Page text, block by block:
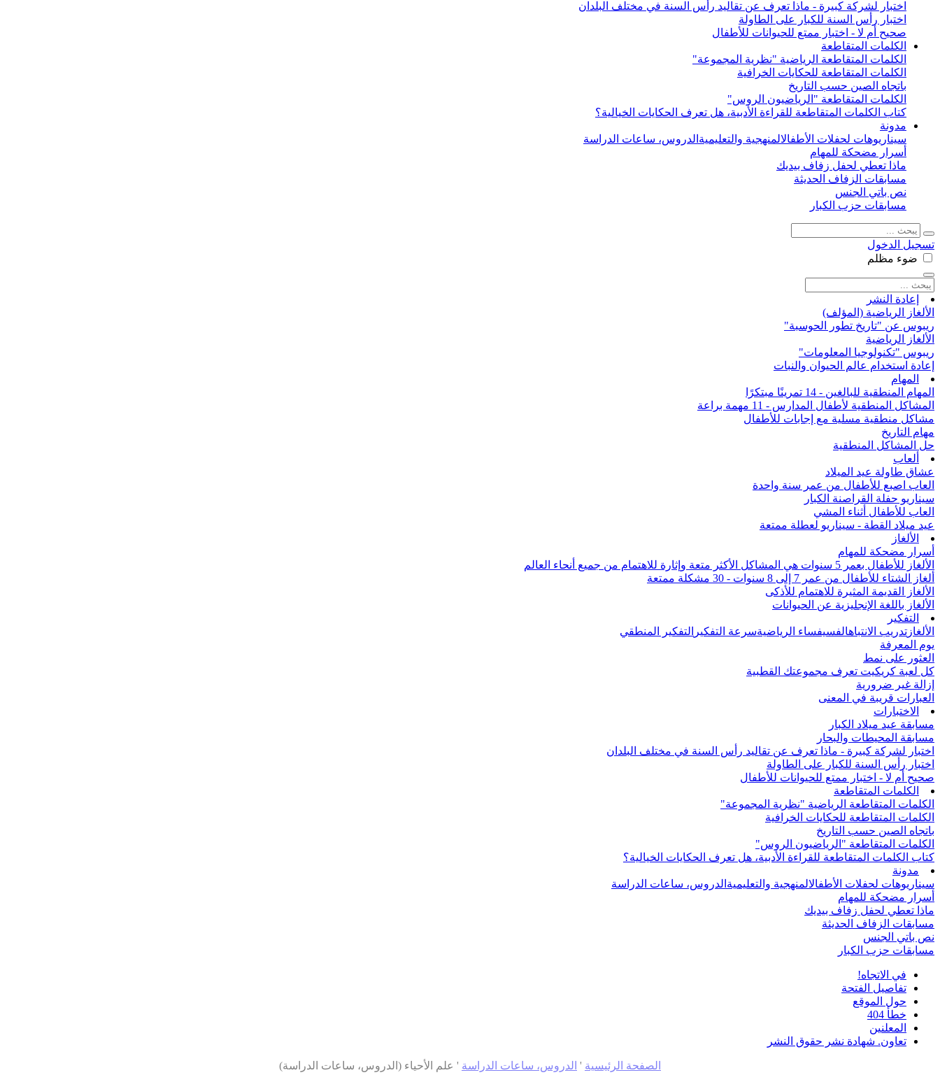
اختبار لشركة كبيرة - ماذا تعرف عن تقاليد رأس السنة في مختلف البلدان
اختبار رأس السنة للكبار على الطاولة
صحيح أم لا - اختبار ممتع للحيوانات للأطفال
الكلمات المتقاطعة
الكلمات المتقاطعة الرياضية "نظرية المجموعة"
الكلمات المتقاطعة للحكايات الخرافية
باتجاه الصين حسب التاريخ
الكلمات المتقاطعة "الرياضيون الروس"
كتاب الكلمات المتقاطعة للقراءة الأدبية، هل تعرف الحكايات الخيالية؟
مدونة
سيناريوهات لحفلات الأطفالالمنهجية والتعليمية الدروس، ساعات الدراسة
أسرار مضحكة للمهام
ماذا تعطي لحفل زفاف بيديك
مسابقات الزفاف الحديثة
نص باتي الجنس
مسابقات حزب الكبار
تسجيل الدخول
ضوء مظلم
إعادة النشر
الألغاز الرياضية (المؤلف)
ريبوس عن "تاريخ تطور الحوسبة"
الألغاز الرياضية
ريبوس "تكنولوجيا المعلومات"
إعادة استخدام عالم الحيوان والنبات
المهام
المهام المنطقية للبالغين - 14 تمرينًا مبتكرًا
المشاكل المنطقية لأطفال المدارس - 11 مهمة براعة
مشاكل منطقية مسلية مع إجابات للأطفال
مهام التاريخ
حل المشاكل المنطقية
ألعاب
عشاق طاولة عيد الميلاد
العاب اصبع للأطفال من عمر سنة واحدة
سيناريو حفلة القراصنة الكبار
العاب للأطفال أثناء المشي
عيد ميلاد القطة - سيناريو لعطلة ممتعة
الألغاز
أسرار مضحكة للمهام
الألغاز للأطفال بعمر 5 سنوات هي المشاكل الأكثر متعة وإثارة للاهتمام من جميع أنحاء العالم
ألغاز الشتاء للأطفال من عمر 7 إلى 8 سنوات - 30 مشكلة ممتعة
الألغاز القديمة المثيرة للاهتمام للأذكى
الألغاز باللغة الإنجليزية عن الحيوانات
التفكير
الألغاز تدريب الانتباهالفسيفساء الرياضيةسرعة التفكير التفكير المنطقي
يوم المعرفة
العثور على نمط
كل لعبة كريكيت تعرف مجموعتك القطبية
إزالة غير ضرورية
العبارات قريبة في المعنى
الاختبارات
مسابقة عيد ميلاد الكبار
مسابقة المحيطات والبحار
اختبار لشركة كبيرة - ماذا تعرف عن تقاليد رأس السنة في مختلف البلدان
اختبار رأس السنة للكبار على الطاولة
صحيح أم لا - اختبار ممتع للحيوانات للأطفال
الكلمات المتقاطعة
الكلمات المتقاطعة الرياضية "نظرية المجموعة"
الكلمات المتقاطعة للحكايات الخرافية
باتجاه الصين حسب التاريخ
الكلمات المتقاطعة "الرياضيون الروس"
كتاب الكلمات المتقاطعة للقراءة الأدبية، هل تعرف الحكايات الخيالية؟
مدونة
سيناريوهات لحفلات الأطفالالمنهجية والتعليمية الدروس، ساعات الدراسة
أسرار مضحكة للمهام
ماذا تعطي لحفل زفاف بيديك
مسابقات الزفاف الحديثة
نص باتي الجنس
مسابقات حزب الكبار
في الاتجاه!
تفاصيل الفتحة
حول الموقع
خطأ 404
المعلنين
تعاون. شهادة نشر حقوق النشر
الصفحة الرئيسية ' الدروس، ساعات الدراسة ' علم الأحياء (الدروس، ساعات الدراسة)